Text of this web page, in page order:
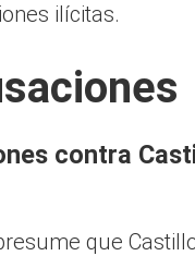
ilícitas.
contra
que